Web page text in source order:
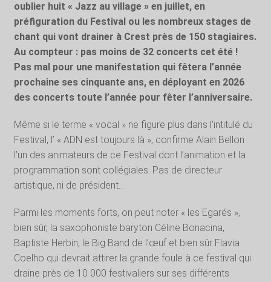
oublier huit « Jazz au village » en juillet, en
préfiguration du Festival ou les nombreux stages de
chant qui vont drainer à Crest près de 150 stagiaires.
Au compteur : pas moins de 32 concerts cet été !
Pas mal pour une manifestation qui fêtera l’année
prochaine ses cinquante ans, en déployant en 2026
des concerts toute l’année pour fêter l’anniversaire.
Même si le terme « vocal » ne figure plus dans l’intitulé du
Festival, l’ « ADN est toujours là », confirme Alain Bellon
l’un des animateurs de ce Festival dont l’animation et la
programmation sont collégiales. Pas de directeur
artistique, ni de président…
Parmi les moments forts, on peut noter « les Egarés »,
bien sûr, la saxophoniste baryton Céline Bonacina,
Baptiste Herbin, le Big Band de l’œuf et bien sûr Flavia
Coelho qui devrait attirer la grande foule à ce festival qui
draine près de 10 000 festivaliers sur ses différents